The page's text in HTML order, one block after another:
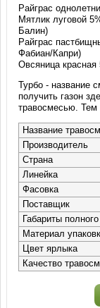
Райграс
Мятлик луговой
Балин)
Райграс
Фабиан/Капри)
Овсяница
Турбо - название
получить газон
травосмесью. Тем
Название
Производитель
Страна
Линейка
Фасовка
Поставщик
Габариты
Материал
Цвет ярлыка
Качество